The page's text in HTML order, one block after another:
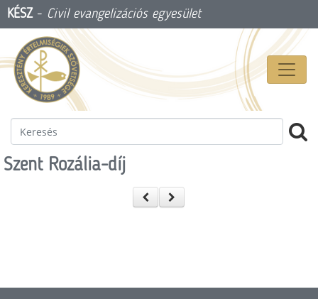
KÉSZ- Civil evangelizációs egyesület
Szent Rozália-díj